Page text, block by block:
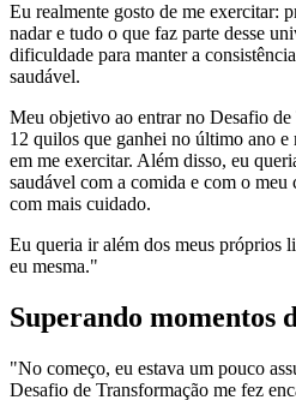
Eu realmente gosto de me exercitar:
nadar e tudo o que faz parte desse
dificuldade para manter a
saudável.
Meu objetivo ao entrar no Desafio de
12 quilos que ganhei no último ano e
em me exercitar. Além disso, eu
saudável com a comida e com o meu
com mais cuidado.
Eu queria ir além dos meus próprios
eu mesma."
Superando momentos
"No começo, eu estava um pouco
Desafio de Transformação me fez